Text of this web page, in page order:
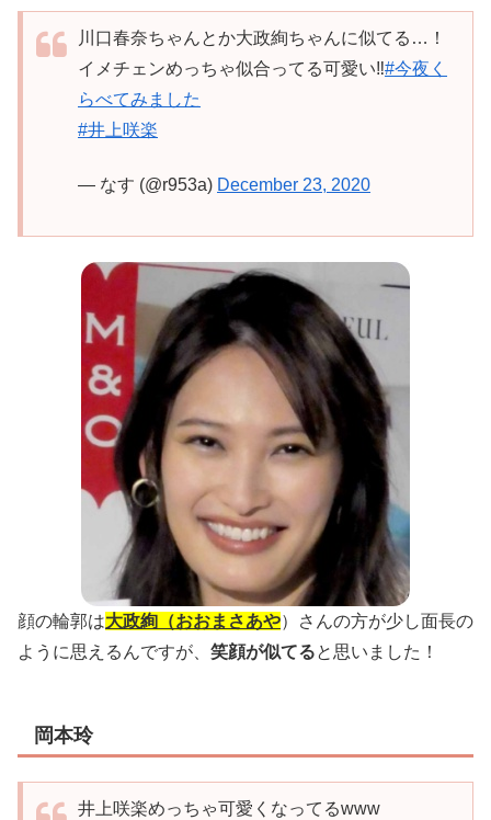
川口春奈ちゃんとか大政絢ちゃんに似てる…！
イメチェンめっちゃ似合ってる可愛い‼︎#今夜く
らべてみました
#井上咲楽
— なす (@r953a) December 23, 2020
顔の輪郭は大政絢（おおまさあや）さんの方が少し面長の
ように思えるんですが、 笑顔が似てると思いました！
岡本玲
井上咲楽めっちゃ可愛くなってるwww